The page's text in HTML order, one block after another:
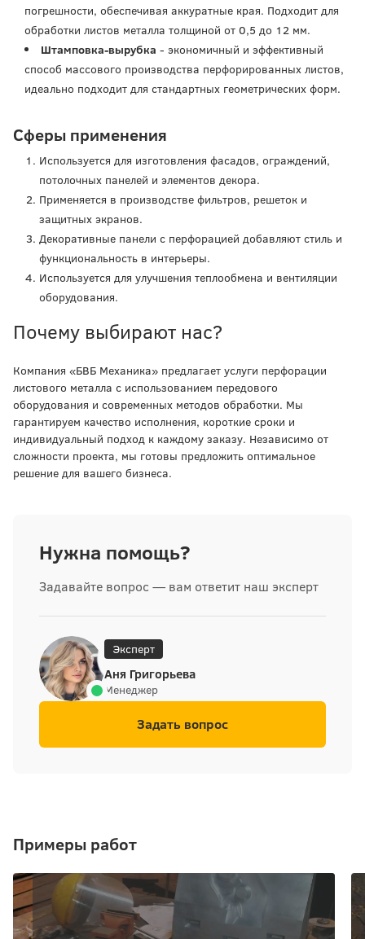
погрешности, обеспечивая аккуратные края. Подходит для
обработки листов металла толщиной от 0,5 до 12 мм.
Штамповка-вырубка - экономичный и эффективный
способ массового производства перфорированных листов,
идеально подходит для стандартных геометрических форм.
Сферы применения
Используется для изготовления фасадов, ограждений,
потолочных панелей и элементов декора.
Применяется в производстве фильтров, решеток и
защитных экранов.
Декоративные панели с перфорацией добавляют стиль и
функциональность в интерьеры.
Используется для улучшения теплообмена и вентиляции
оборудования.
Почему выбирают нас?
Компания «БВБ Механика» предлагает услуги перфорации
листового металла с использованием передового
оборудования и современных методов обработки. Мы
гарантируем качество исполнения, короткие сроки и
индивидуальный подход к каждому заказу. Независимо от
сложности проекта, мы готовы предложить оптимальное
решение для вашего бизнеса.
Нужна помощь?
Задавайте вопрос — вам ответит наш эксперт
Эксперт
Аня Григорьева
Менеджер
Задать вопрос
Примеры работ